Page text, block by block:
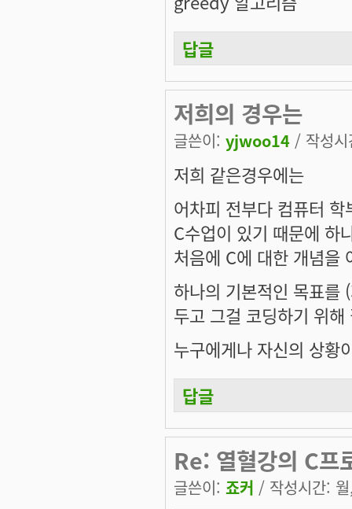
답글
저희의 경우는
글쓴이: yjwoo14 / 작성
저희 같은경우에는
어차피 전부다 컴퓨터
C수업이 있기 때문에 하
처음에 C에 대한 개념을
하나의 기본적인 목표를
두고 그걸 코딩하기 위
누구에게나 자신의 상황
답글
Re: 열혈강의 C프
글쓴이: 죠커 / 작성시간: